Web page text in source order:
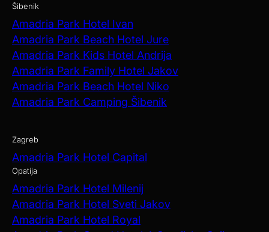
Šibenik
Amadria Park Hotel Ivan
Amadria Park Beach Hotel Jure
Amadria Park Kids Hotel Andrija
Amadria Park Family Hotel Jakov
Amadria Park Beach Hotel Niko
Amadria Park Camping Šibenik
Zagreb
Amadria Park Hotel Capital
Opatija
Amadria Park Hotel Milenij
Amadria Park Hotel Sveti Jakov
Amadria Park Hotel Royal